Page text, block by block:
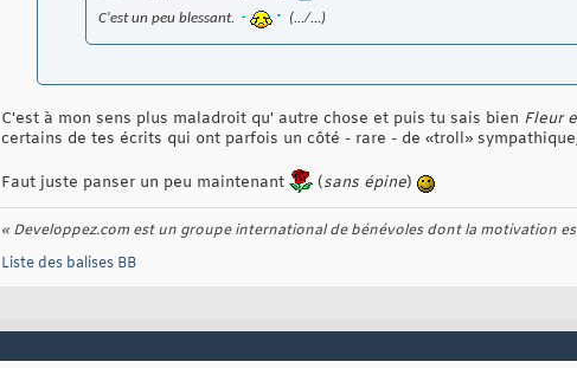
C'est un peu blessant. (.../...)
C'est à mon sens plus maladroit qu' autre chose et puis tu sais bien Fleur
certains de tes écrits qui ont parfois un côté - rare - de «troll»
Faut juste panser un peu maintenant (sans épine)
« Developpez.com est un groupe international de bénévoles dont la motivation
Liste des balises BB